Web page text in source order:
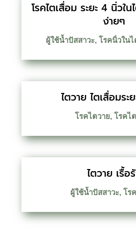
โรคไตเสื่อม ระยะ 4 นิ่วใ
ง่ายๆ
ผู้ใช้น้ำปัสสาวะ, โรคนิ่วในไ
ไตวาย ไตเสื่อมระ
โรคไตวาย, โรคไ
ไตวาย เรื้อ
ผู้ใช้น้ำปัสสาวะ, โร